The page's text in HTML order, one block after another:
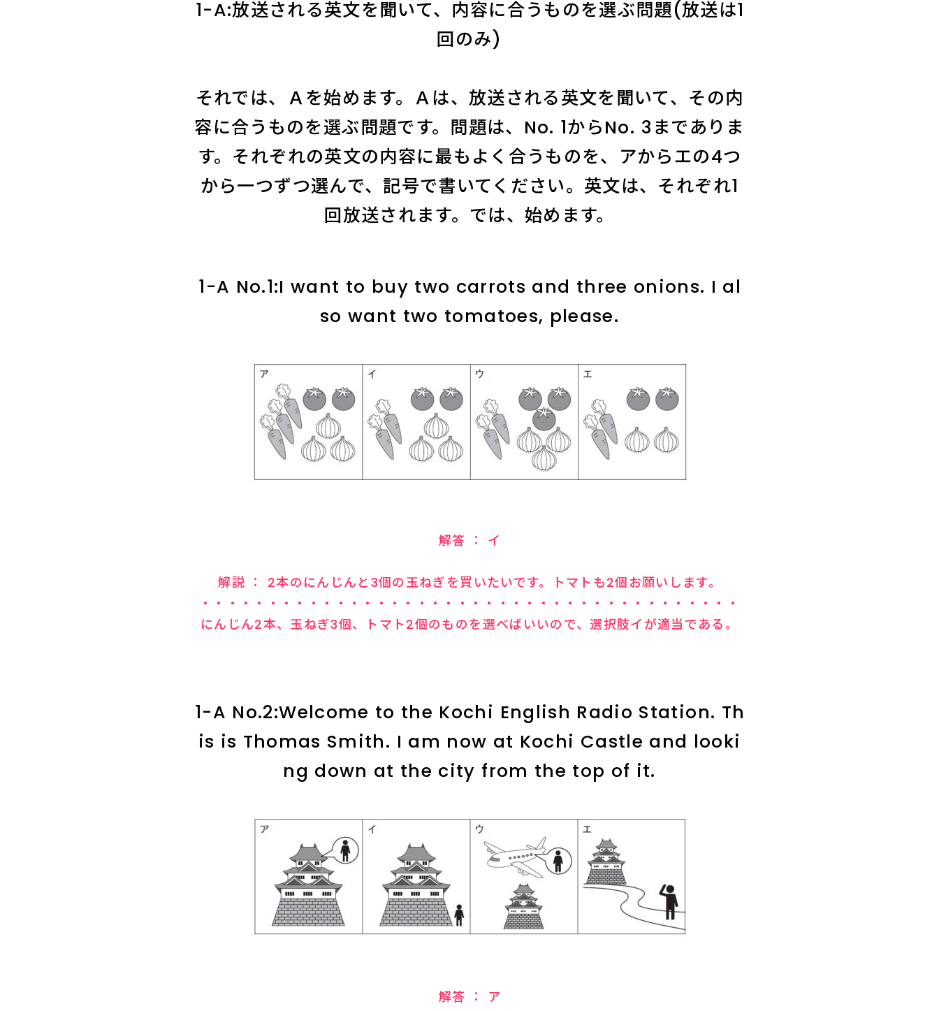
1-A:放送される英文を聞いて、内容に合うものを選ぶ問題(放送は1
回のみ)
それでは、Ａを始めます。Ａは、放送される英文を聞いて、その内
容に合うものを選ぶ問題です。問題は、No. 1からNo. 3までありま
す。それぞれの英文の内容に最もよく合うものを、アからエの4つ
から一つずつ選んで、記号で書いてください。英文は、それぞれ1
回放送されます。では、始めます。
1-A No.1:I want to buy two carrots and three onions. I al
so want two tomatoes, please.
解答 ： イ
解説 ： 2本のにんじんと3個の玉ねぎを買いたいです。トマトも2個お願いします。
・・・・・・・・・・・・・・・・・・・・・・・・・・・・・・・・・・・・・・・・
にんじん2本、玉ねぎ3個、トマト2個のものを選べばいいので、選択肢イが適当である。
1-A No.2:Welcome to the Kochi English Radio Station. Th
is is Thomas Smith. I am now at Kochi Castle and looki
ng down at the city from the top of it.
解答 ： ア